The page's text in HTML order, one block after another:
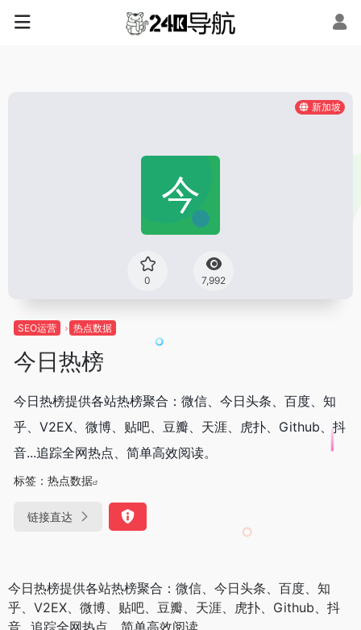
新加坡
0 7,992
SEO运营 热点数据
今日热榜
今日热榜提供各站热榜聚合：微信、今日头条、百度、知
乎、V2EX、微博、贴吧、豆瓣、天涯、虎扑、Github、抖
音...追踪全网热点、简单高效阅读。
标签： 热点数据
链接直达
今日热榜提供各站热榜聚合：微信、今日头条、百度、知
乎、V2EX、微博、贴吧、豆瓣、天涯、虎扑、Github、抖
音...追踪全网热点、简单高效阅读。